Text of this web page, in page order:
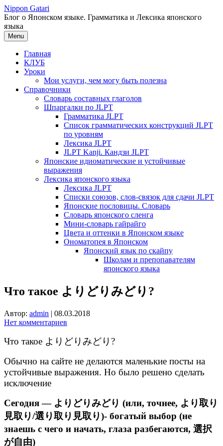
Перейти
к
содержимому
Nippon Gatari
Блог о Японском языке. Грамматика и Лексика японского
языка
Menu
Главная
КЛУБ
Уроки
Мои услуги, чем могу быть полезна
Справочники
Словарь составных глаголов
Шпаргалки по JLPT
Грамматика JLPT
Список грамматических конструкций JLPT
по уровням
Лексика JLPT
JLPT Kanji. Кандзи JLPT
Японские идиоматические и устойчивые
выражения
Лексика японского языка
Лексика JLPT
Списки союзов, слов-связок для сдачи JLPT
Японские пословицы. Словарь
Словарь японского сленга
Мини-словарь гайрайго
Цвета и оттенки в Японском языке
Ономатопея в Японском
Японский язык по скайпу
Школам и препопавателям
японского языка
Что такое よりどりみどり?
Автор: admin | 08.03.2018
Нет комментариев
Что такое よりどりみどり?
Обычно на сайте не делаются маленькие посты на
устойчивые выражения. Но было решено сделать
исключение
Сегодня — よりどりみどり (или, точнее, より取り
見取り/選り取り見取り)- богатый выбор (не
знаешь с чего и начать, глаза разбегаются, 選択
が自由)